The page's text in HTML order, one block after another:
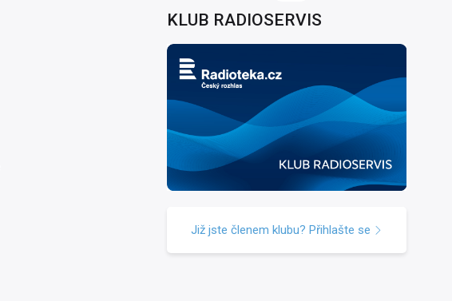
KLUB RADIOSERVIS
Již jste členem klubu? Přihlašte se